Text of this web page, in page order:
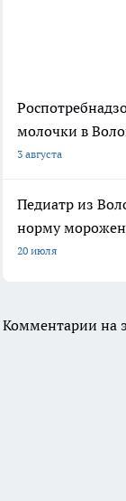
молочки в
3 августа
Педиатр из
норму
20 июля
Комментарии на